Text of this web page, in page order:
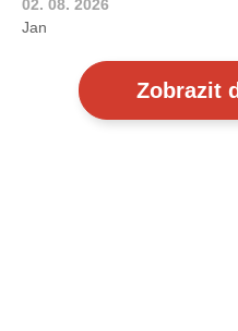
02. 08. 2026
Jan
Zobrazit